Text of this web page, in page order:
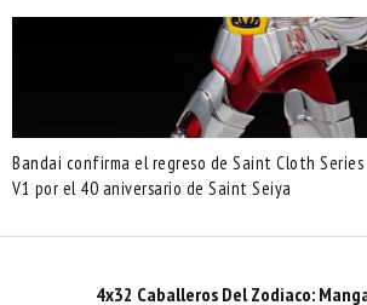
Bandai confirma el regreso de Saint Cloth Series
V1 por el 40 aniversario de Saint Seiya
4x32 Caballeros Del Zodiaco: